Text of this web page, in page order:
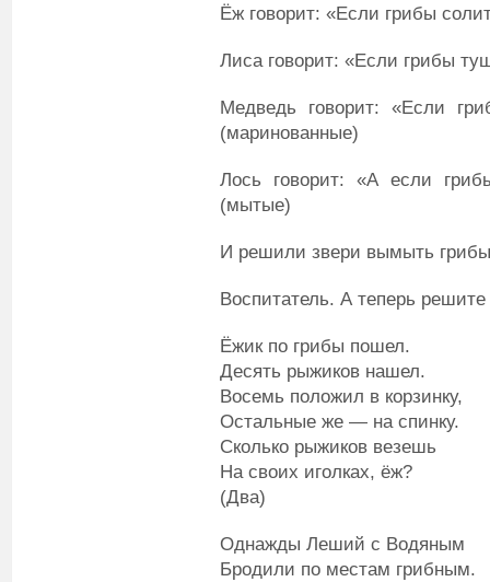
Ёж говорит: «Если грибы
Лиса говорит: «Если грибы
Медведь говорит: «Если
(маринованные)
Лось говорит: «А если
(мытые)
И решили звери вымыть
Воспитатель. А теперь
Ёжик по грибы пошел.
Десять рыжиков нашел.
Восемь положил в корзинку,
Остальные же — на спинку.
Сколько рыжиков везешь
На своих иголках, ёж?
(Два)
Однажды Леший с Водяным
Бродили по местам грибным.